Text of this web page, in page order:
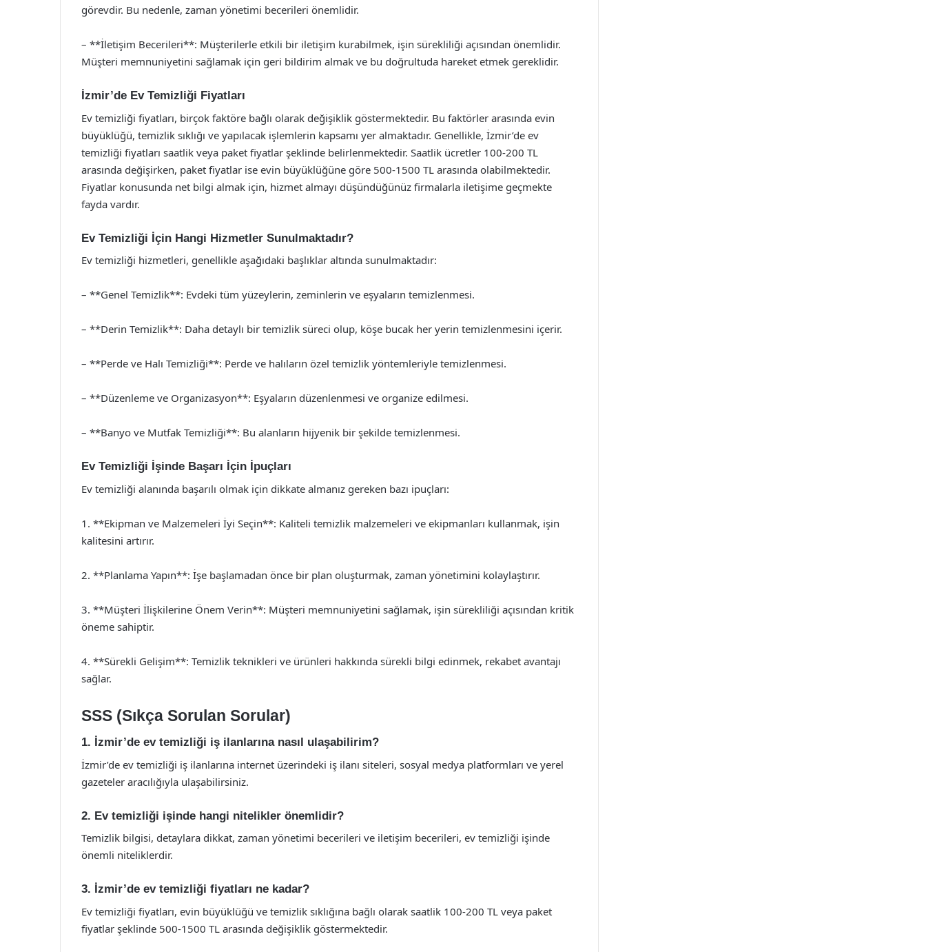
görevdir. Bu nedenle, zaman yönetimi becerileri önemlidir.
– **İletişim Becerileri**: Müşterilerle etkili bir iletişim kurabilmek, işin sürekliliği açısından önemlidir.
Müşteri memnuniyetini sağlamak için geri bildirim almak ve bu doğrultuda hareket etmek gereklidir.
İzmir’de Ev Temizliği Fiyatları
Ev temizliği fiyatları, birçok faktöre bağlı olarak değişiklik göstermektedir. Bu faktörler arasında evin
büyüklüğü, temizlik sıklığı ve yapılacak işlemlerin kapsamı yer almaktadır. Genellikle, İzmir’de ev
temizliği fiyatları saatlik veya paket fiyatlar şeklinde belirlenmektedir. Saatlik ücretler 100-200 TL
arasında değişirken, paket fiyatlar ise evin büyüklüğüne göre 500-1500 TL arasında olabilmektedir.
Fiyatlar konusunda net bilgi almak için, hizmet almayı düşündüğünüz firmalarla iletişime geçmekte
fayda vardır.
Ev Temizliği İçin Hangi Hizmetler Sunulmaktadır?
Ev temizliği hizmetleri, genellikle aşağıdaki başlıklar altında sunulmaktadır:
– **Genel Temizlik**: Evdeki tüm yüzeylerin, zeminlerin ve eşyaların temizlenmesi.
– **Derin Temizlik**: Daha detaylı bir temizlik süreci olup, köşe bucak her yerin temizlenmesini içerir.
– **Perde ve Halı Temizliği**: Perde ve halıların özel temizlik yöntemleriyle temizlenmesi.
– **Düzenleme ve Organizasyon**: Eşyaların düzenlenmesi ve organize edilmesi.
– **Banyo ve Mutfak Temizliği**: Bu alanların hijyenik bir şekilde temizlenmesi.
Ev Temizliği İşinde Başarı İçin İpuçları
Ev temizliği alanında başarılı olmak için dikkate almanız gereken bazı ipuçları:
1. **Ekipman ve Malzemeleri İyi Seçin**: Kaliteli temizlik malzemeleri ve ekipmanları kullanmak, işin
kalitesini artırır.
2. **Planlama Yapın**: İşe başlamadan önce bir plan oluşturmak, zaman yönetimini kolaylaştırır.
3. **Müşteri İlişkilerine Önem Verin**: Müşteri memnuniyetini sağlamak, işin sürekliliği açısından kritik
öneme sahiptir.
4. **Sürekli Gelişim**: Temizlik teknikleri ve ürünleri hakkında sürekli bilgi edinmek, rekabet avantajı
sağlar.
SSS (Sıkça Sorulan Sorular)
1. İzmir’de ev temizliği iş ilanlarına nasıl ulaşabilirim?
İzmir’de ev temizliği iş ilanlarına internet üzerindeki iş ilanı siteleri, sosyal medya platformları ve yerel
gazeteler aracılığıyla ulaşabilirsiniz.
2. Ev temizliği işinde hangi nitelikler önemlidir?
Temizlik bilgisi, detaylara dikkat, zaman yönetimi becerileri ve iletişim becerileri, ev temizliği işinde
önemli niteliklerdir.
3. İzmir’de ev temizliği fiyatları ne kadar?
Ev temizliği fiyatları, evin büyüklüğü ve temizlik sıklığına bağlı olarak saatlik 100-200 TL veya paket
fiyatlar şeklinde 500-1500 TL arasında değişiklik göstermektedir.